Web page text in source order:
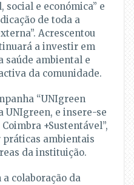
e económica” e
de toda a
Acrescentou
a investir em
saúde ambiental e
da comunidade.
“UNIgreen
UNIgreen, e insere-se
+Sustentável”,
ambientais
da instituição.
colaboração da